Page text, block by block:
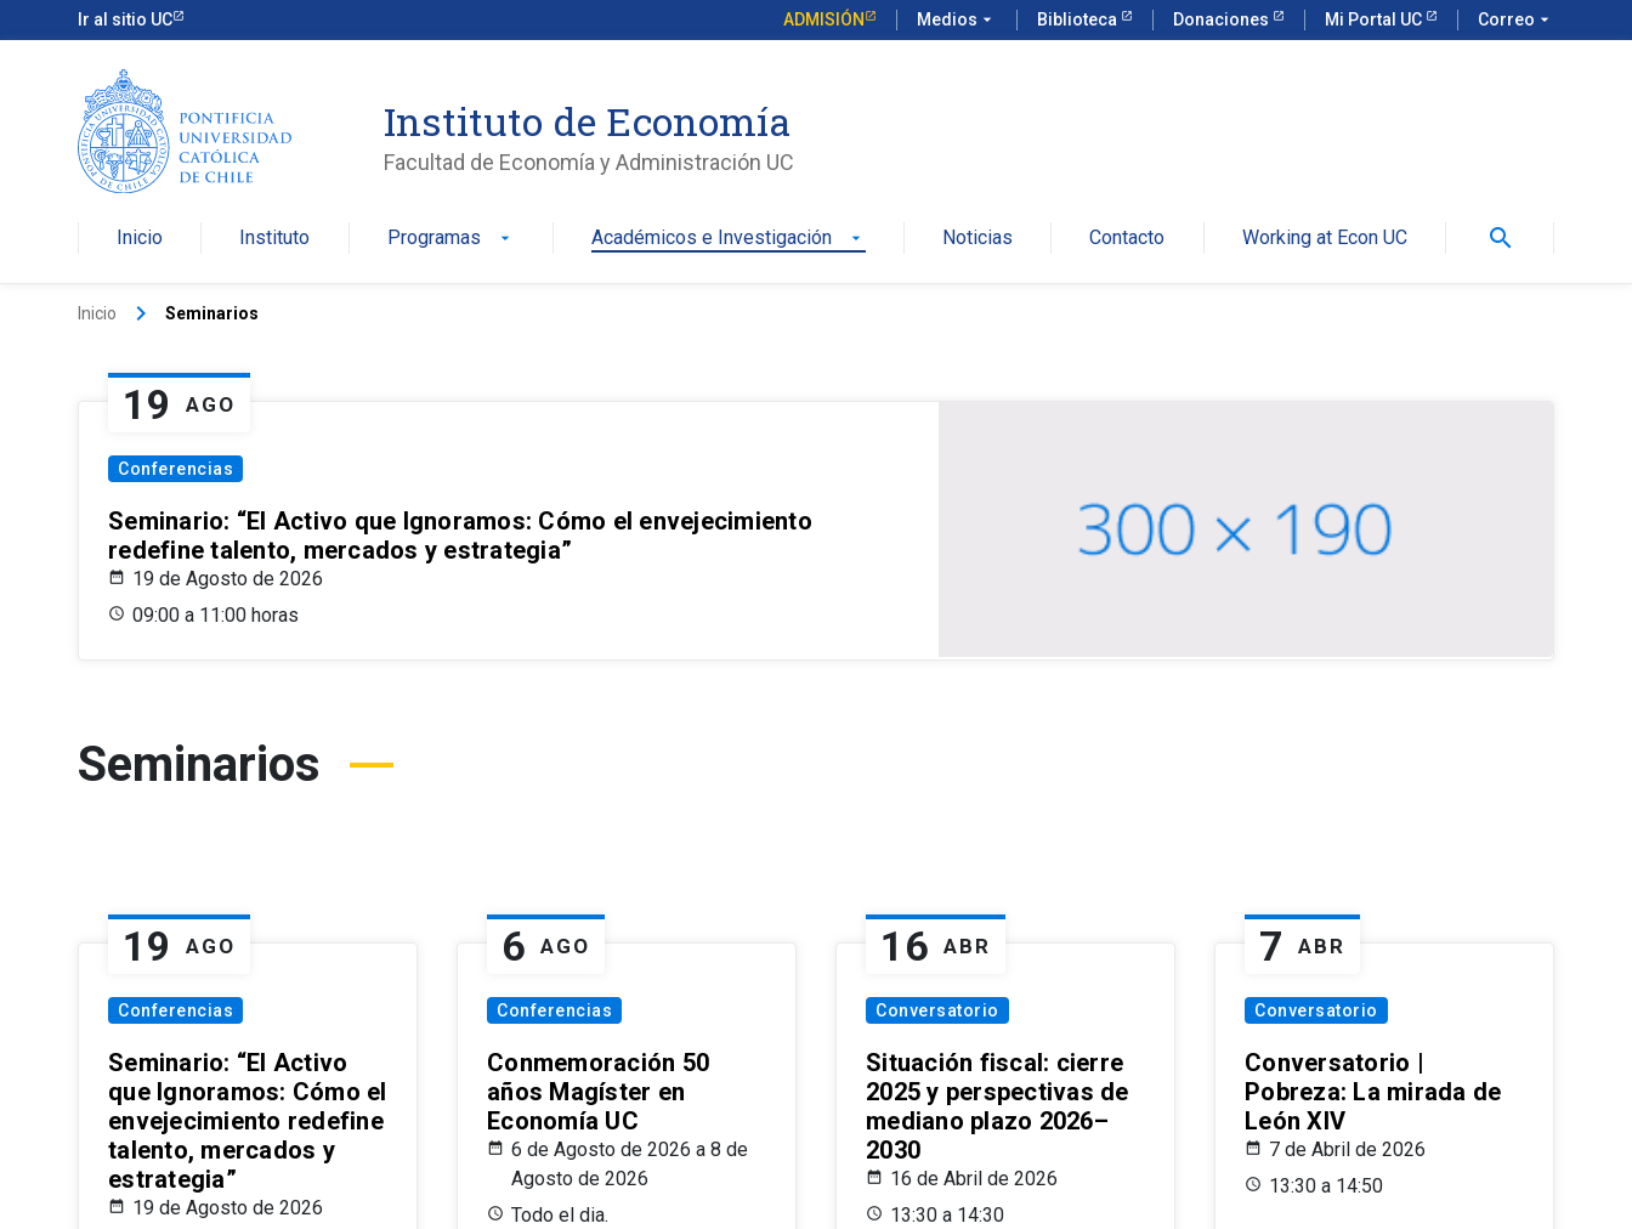
Ir al sitio UC ADMISIÓN Medios arrow_drop_down Biblioteca Donaciones Mi Portal UC Correo arrow_drop_down
Instituto de Economía
Facultad de Economía y Administración UC
Inicio Instituto Programas arrow_drop_down Académicos e Investigación arrow_drop_down Noticias Contacto Working at Econ UC search
Inicio keyboard_arrow_right Seminarios
19 AGO
Conferencias
Seminario: “El Activo que Ignoramos: Cómo el envejecimiento
redefine talento, mercados y estrategia”
19 de Agosto de 2026
09:00 a 11:00 horas
Seminarios
19 AGO
Conferencias
Seminario: “El Activo
que Ignoramos: Cómo el
envejecimiento redefine
talento, mercados y
estrategia”
19 de Agosto de 2026
6 AGO
Conferencias
Conmemoración 50
años Magíster en
Economía UC
6 de Agosto de 2026 a 8 de
Agosto de 2026
Todo el dia.
16 ABR
Conversatorio
Situación fiscal: cierre
2025 y perspectivas de
mediano plazo 2026–
2030
16 de Abril de 2026
13:30 a 14:30
7 ABR
Conversatorio
Conversatorio |
Pobreza: La mirada de
León XIV
7 de Abril de 2026
13:30 a 14:50